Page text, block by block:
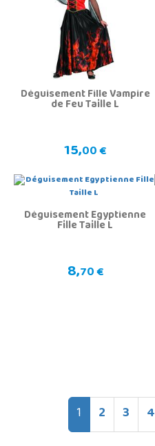
Déguisement Fille Vampire
de Feu Taille L
15,00 €
Déguisement Egyptienne
Fille Taille L
8,70 €
1 2 3 4